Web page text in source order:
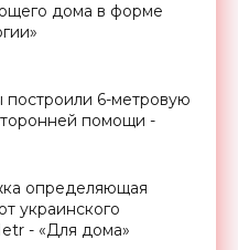
дома в форме
построили 6-метровую
помощи -
определяющая
украинского
- «Для дома»